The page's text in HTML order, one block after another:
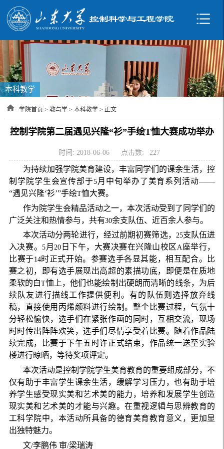
本科教学
学院首页 >教与学 >本科教学 > 正文
控制学院第二届遇见兴隆“衫”手绘T恤大赛成功举办
时间: 2018-06-06 点击数: 227
为持续加强学院美育建设，丰富同学们的课余生活，控
制学院学生会宣传部于5 月中旬举办了美育系列活动——
“遇见兴隆‘衫’”手绘T恤大赛。
作为院学生会精品活动之一，本次活动受到了同学们的
广泛关注和热情参与，共有30余支队伍、近百余人参与。
本次活动分两轮进行，经过前期初赛筛选， 25支队伍进
入决赛。5 月 20 日下午，大赛决赛在兴隆山校区A座举行，
比赛于14时正式开始。参赛选手各显其能，相互配合。比
赛之初，即有选手展现出高超的素描功底，即便是在质地
柔软的白T恤上，他们也能绘制出硬朗而清晰的线条，为后
续队友进行描线工作提供便利。有的队伍则选择放弃线
稿，直接使用丙烯颜料进行绘制。整个比赛过程，气氛十
分轻松愉快，选手们在紧张作画的同时，互相交流，现场
时时传出阵阵欢笑，选手们尽情享受着比赛。随着作品陆
续完成，比赛于下午五时许正式结束，作品统一送至实验
楼进行晾晒，等待奖项评定。
本次活动是控制学院学生美育教育的重要组成部分，不
仅有助于丰富学生课余生活，缓解学习压力，也有助于培
养学生感受现实美和艺术美的能力，培养和发展学生创造
现实美和艺术美的才能与兴趣。在重视逻辑与思辨教育的
工科学院中，本活动所具备的德育美育教育意义，更加显
出独特魅力。
文/李鹏伟 审/梁瑞涛